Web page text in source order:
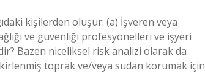
kişilerden oluşur: (a) İşveren veya
ve güvenliği profesyonelleri ve işyeri
Bazen niceliksel risk analizi olarak da
kirlenmiş toprak ve/veya sudan korumak için